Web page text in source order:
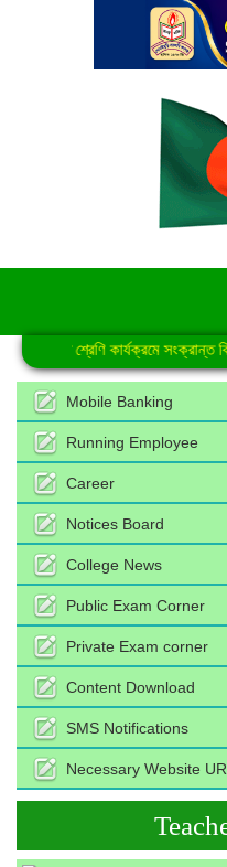
নিয়মিত শ্রেণি কার্যক্রমে সংক্রান্ত
Mobile Banking
Running Employee
Career
Notices Board
College News
Public Exam Corner
Private Exam corner
Content Download
SMS Notifications
Necessary Website